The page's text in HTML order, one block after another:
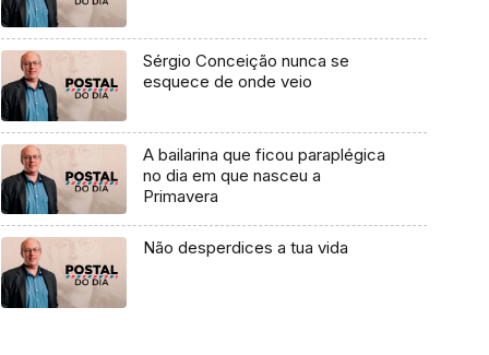
Sérgio Conceição nunca se
esquece de onde veio
A bailarina que ficou paraplégica
no dia em que nasceu a
Primavera
Não desperdices a tua vida